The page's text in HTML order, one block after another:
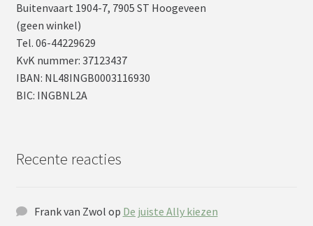
Buitenvaart 1904-7, 7905 ST Hoogeveen
(geen winkel)
Tel. 06-44229629
KvK nummer: 37123437
IBAN: NL48INGB0003116930
BIC: INGBNL2A
Recente reacties
Frank van Zwol op De juiste Ally kiezen